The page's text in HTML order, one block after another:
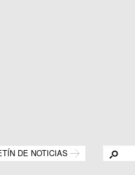
DE NOTICIAS